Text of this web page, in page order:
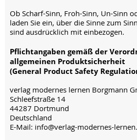
Ob Scharf-Sinn, Froh-Sinn, Un-Sinn
laden Sie ein, über die Sinne zum
sind ausdrücklich mit einbezogen.
Pflichtangaben gemäß der
allgemeinen Produktsicherheit
(General Product Safety
verlag modernes lernen Borgmann
Schleefstraße 14
44287 Dortmund
Deutschland
E-Mail: info@verlag-modernes-